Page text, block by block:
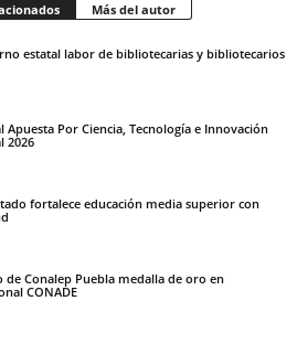
Más del autor
estatal labor de bibliotecarias y bibliotecarios
Apuesta Por Ciencia, Tecnología e Innovación
2026
fortalece educación media superior con
Conalep Puebla medalla de oro en
CONADE